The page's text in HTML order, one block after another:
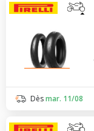
Dèsmar. 11/08